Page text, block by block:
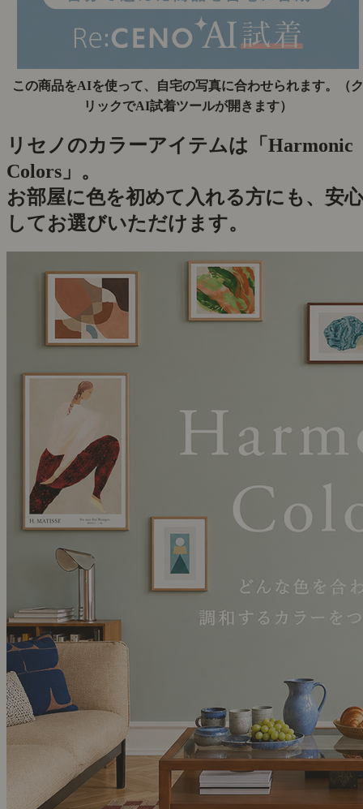
この商品をAIを使って、自宅の写真に合わせられます。
（ク
リックでAI試着ツールが開きます）
リセノのカラーアイテムは「Harmonic
Colors」。
お部屋に色を初めて入れる方にも、安心
してお選びいただけます。